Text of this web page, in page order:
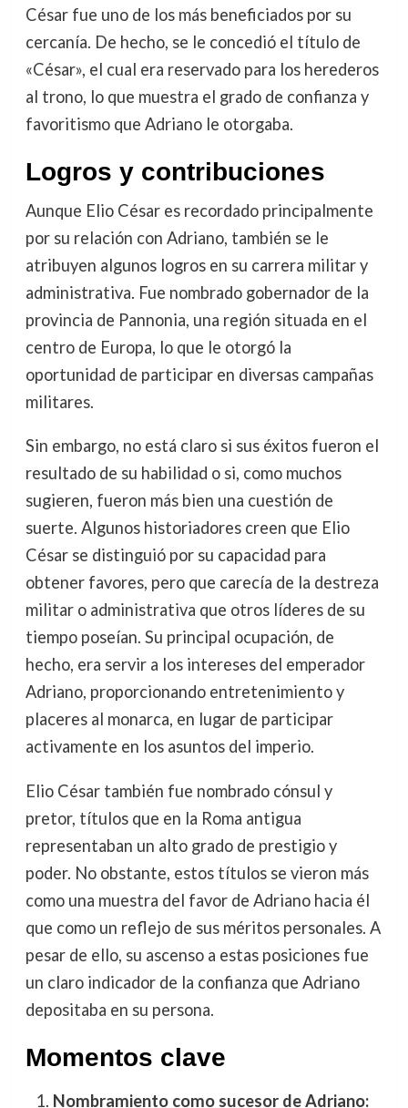
César fue uno de los más beneficiados por su
cercanía. De hecho, se le concedió el título de
«César», el cual era reservado para los herederos
al trono, lo que muestra el grado de confianza y
favoritismo que Adriano le otorgaba.
Logros y contribuciones
Aunque Elio César es recordado principalmente
por su relación con Adriano, también se le
atribuyen algunos logros en su carrera militar y
administrativa. Fue nombrado gobernador de la
provincia de Pannonia, una región situada en el
centro de Europa, lo que le otorgó la
oportunidad de participar en diversas campañas
militares.
Sin embargo, no está claro si sus éxitos fueron el
resultado de su habilidad o si, como muchos
sugieren, fueron más bien una cuestión de
suerte. Algunos historiadores creen que Elio
César se distinguió por su capacidad para
obtener favores, pero que carecía de la destreza
militar o administrativa que otros líderes de su
tiempo poseían. Su principal ocupación, de
hecho, era servir a los intereses del emperador
Adriano, proporcionando entretenimiento y
placeres al monarca, en lugar de participar
activamente en los asuntos del imperio.
Elio César también fue nombrado cónsul y
pretor, títulos que en la Roma antigua
representaban un alto grado de prestigio y
poder. No obstante, estos títulos se vieron más
como una muestra del favor de Adriano hacia él
que como un reflejo de sus méritos personales. A
pesar de ello, su ascenso a estas posiciones fue
un claro indicador de la confianza que Adriano
depositaba en su persona.
Momentos clave
Nombramiento como sucesor de Adriano: